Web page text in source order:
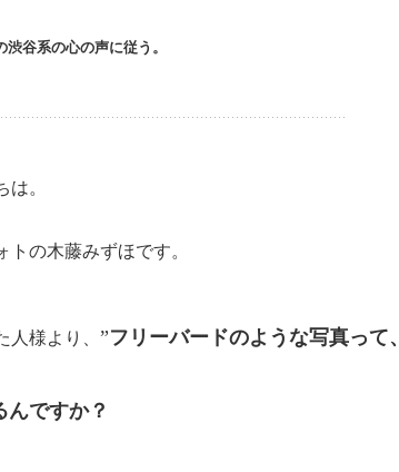
谷系の心の声に従う。
は。
トの木藤みずほです。
人様より、 ”フリーバードのような写真って、
んですか？